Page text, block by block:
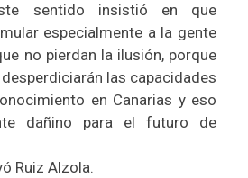
sentido insistió en que
especialmente a la gente
no pierdan la ilusión, porque
las capacidades
en Canarias y eso
dañino para el futuro de
Ruiz Alzola.